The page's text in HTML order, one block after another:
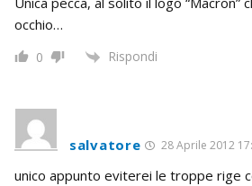
occhio…
0 Rispondi
salvatore 28 Aprile 2012
unico appunto eviterei le troppe rige